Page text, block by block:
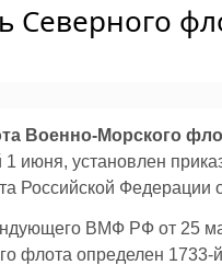
Северного
Военно-Морского
1 июня, установлен
Российской Федерации
ВМФ РФ от 25
флота определен 1733-